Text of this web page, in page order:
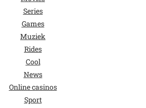
Series
Games
Muziek
Rides
Cool
News
Online casinos
Sport